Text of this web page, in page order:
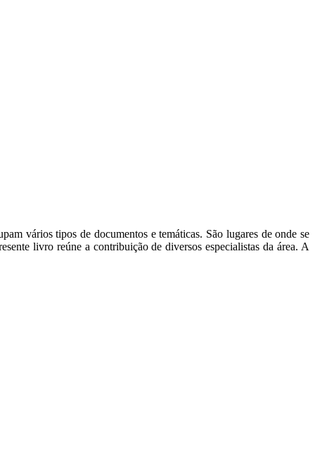
vários tipos de documentos e temáticas. São lugares de onde se
livro reúne a contribuição de diversos especialistas da área. A